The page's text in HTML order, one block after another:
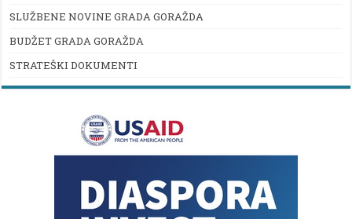
SLUŽBENE NOVINE GRADA GORAŽDA
BUDŽET GRADA GORAŽDA
STRATEŠKI DOKUMENTI